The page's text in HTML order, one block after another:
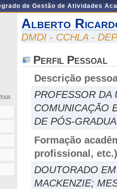
de Gestão de Atividades
Alberto
DMDI - CCHLA -
Perfil Pessoal
Descrição
PROFESSOR DA
COMUNICAÇÃO
DE PÓS-
Formação
profissional, etc.)
DOUTORADO
MACKENZIE;